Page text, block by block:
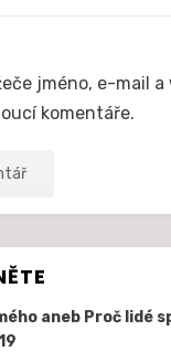
jméno, e-mail a
komentáře.
aneb Proč lidé